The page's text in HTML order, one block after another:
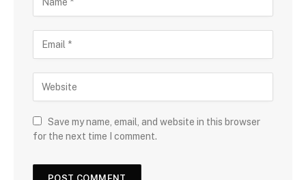
Save my name, email, and website in this browser
for the next time I comment.